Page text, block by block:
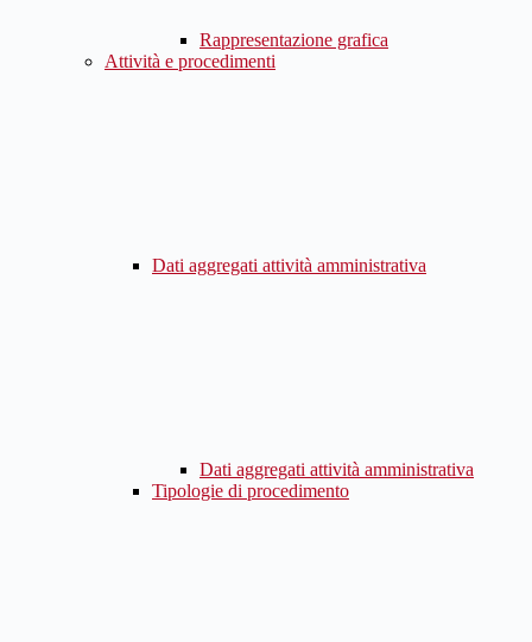
Rappresentazione grafica
Attività e procedimenti
Dati aggregati attività amministrativa
Dati aggregati attività amministrativa
Tipologie di procedimento